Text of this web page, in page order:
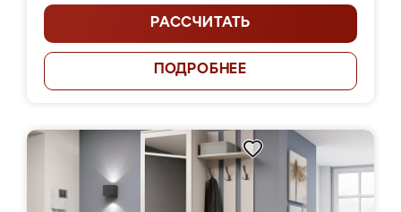
РАССЧИТАТЬ
ПОДРОБНЕЕ